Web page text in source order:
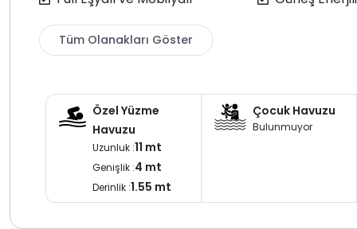
Kalkan İslamlarda doğa içinde mahremiyete uygun,
Tüm Olanakları Göster
Özel Yüzme
Havuzu
Uzunluk :11 mt
Genişlik :4 mt
Derinlik :1.55 mt
Çocuk Havuzu
Bulunmuyor